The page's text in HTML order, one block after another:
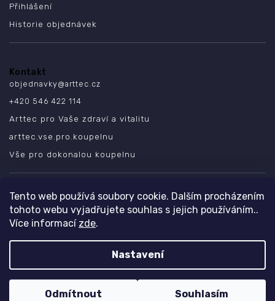
Tento web používá soubory cookie. Dalším procházením
tohoto webu vyjadřujete souhlas s jejich používáním..
Více informací zde.
Nastavení
Odmítnout Souhlasím
Přihlášení
Historie objednávek
Kontakt
objednavky@arttec.cz
+420 546 422 114
Arttec pro Vaše zdraví a vitalitu
arttec.vse.pro.koupelnu
Vše pro dokonalou koupelnu
SLEDUJTE NÁS
Copyright 2026ARTTEC s.r.o.. Všechna práva vyhrazena.